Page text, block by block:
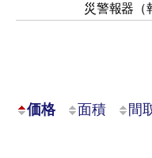
災警報器
価格 面積 間